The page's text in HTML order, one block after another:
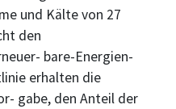
und Kälte von 27
den
bare-Energien-
erhalten die
gabe, den Anteil der